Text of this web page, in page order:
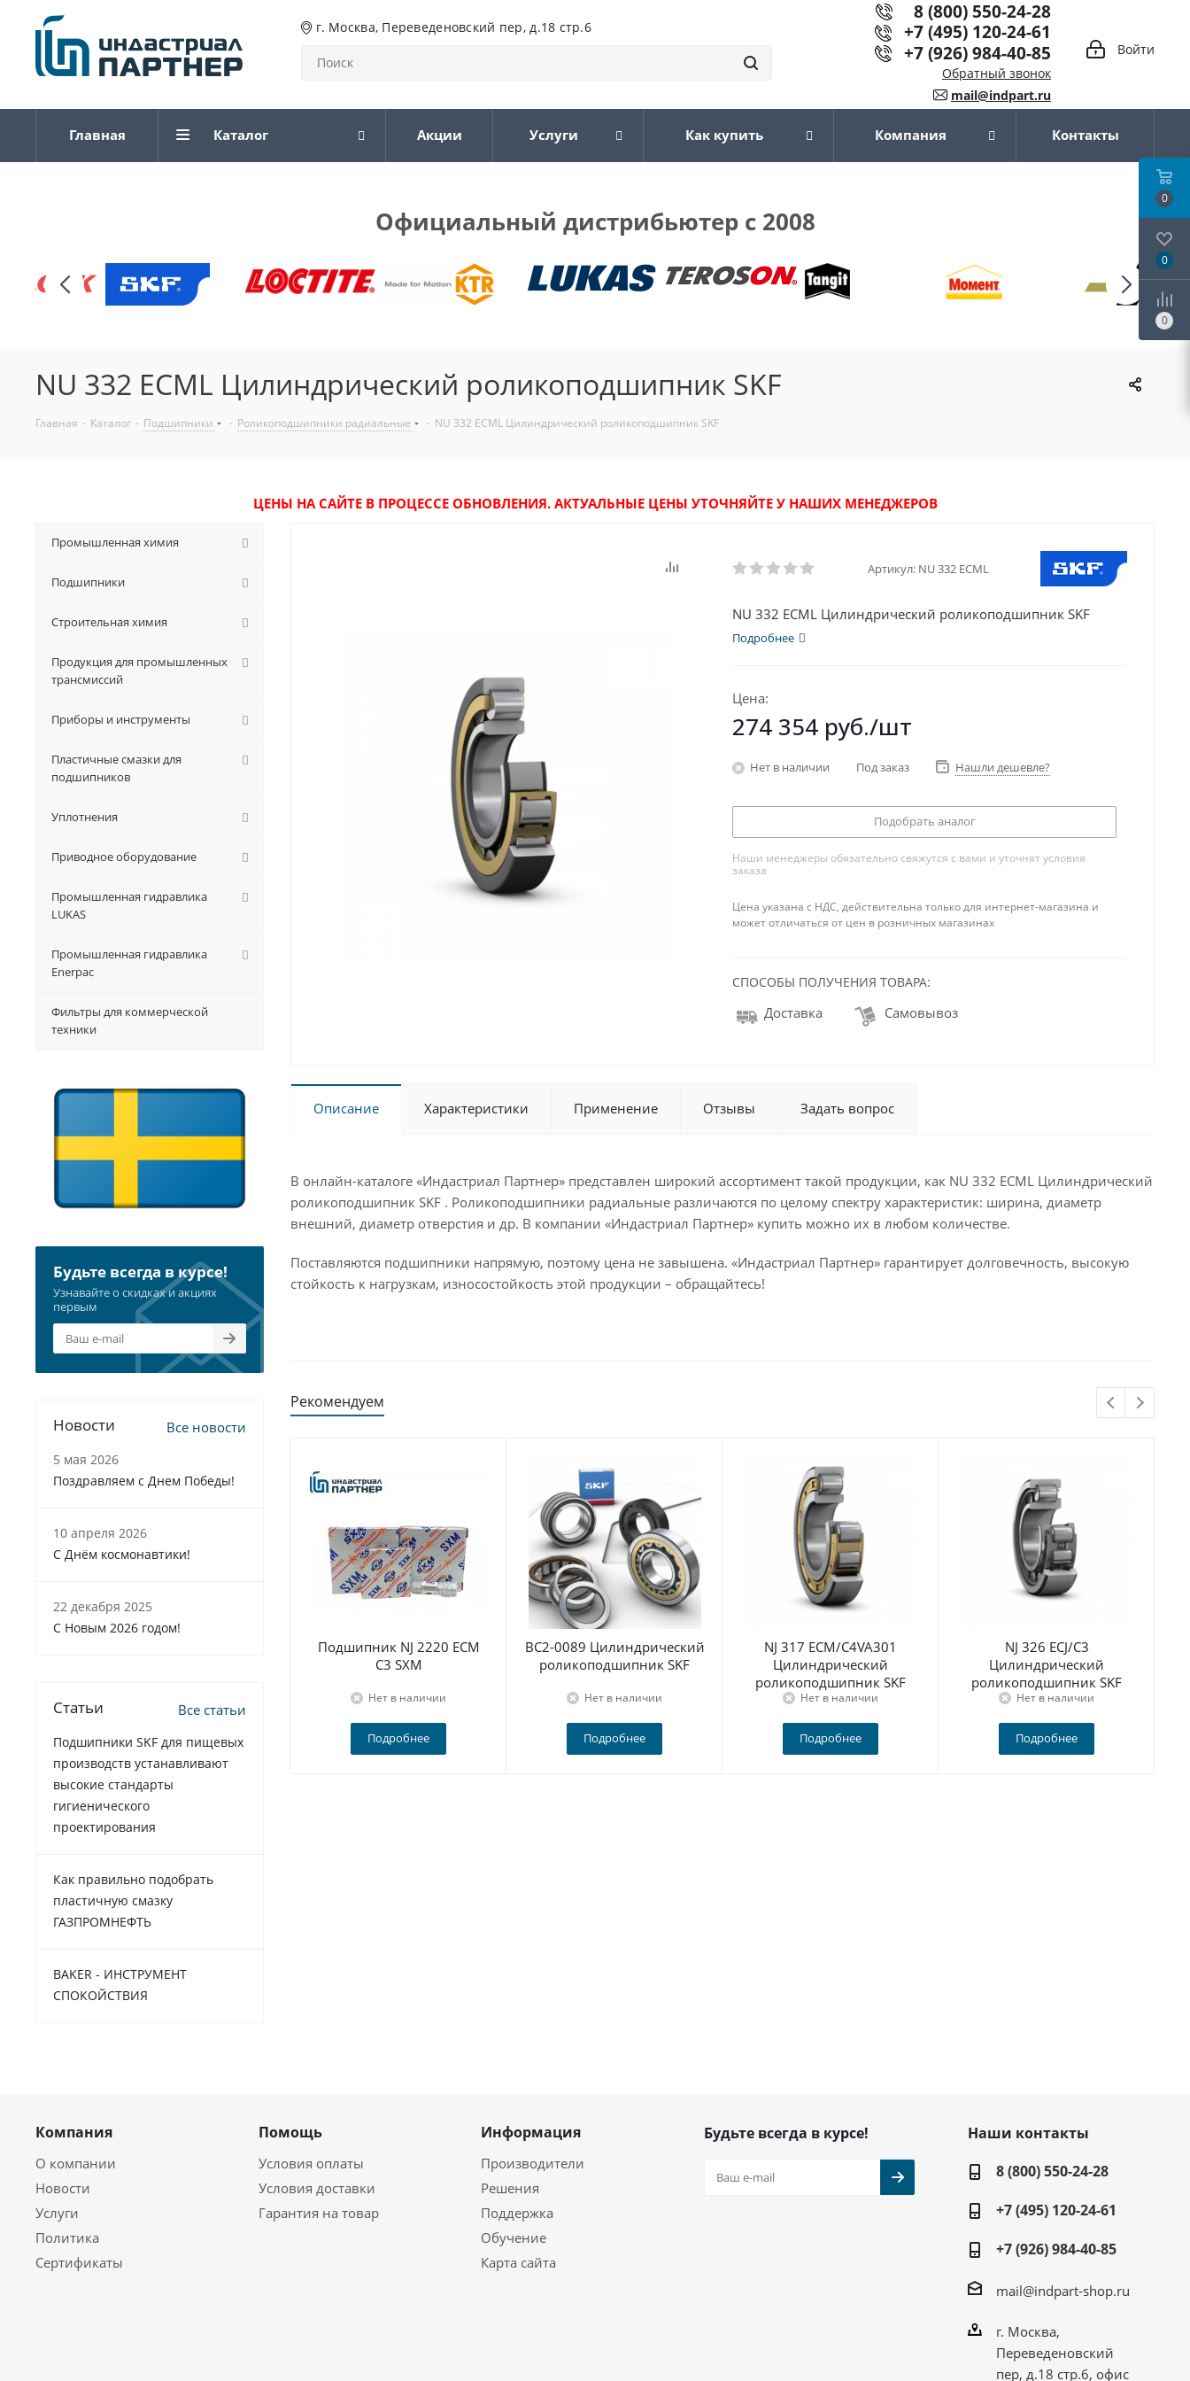
г. Москва, Переведеновский пер, д.18 стр.6
Войти
8 (800) 550-24-28
+7 (495) 120-24-61
+7 (926) 984-40-85
Обратный звонок
mail@indpart.ru
Главная Каталог Акции Услуги Как купить Компания Контакты
Официальный дистрибьютер с 2008
NU 332 ECML Цилиндрический роликоподшипник SKF
Главная - Каталог - Подшипники - Роликоподшипники радиальные - NU 332 ECML Цилиндрический роликоподшипник SKF
ЦЕНЫ НА САЙТЕ В ПРОЦЕССЕ ОБНОВЛЕНИЯ. АКТУАЛЬНЫЕ ЦЕНЫ УТОЧНЯЙТЕ У НАШИХ МЕНЕДЖЕРОВ
Артикул: NU 332 ECML
NU 332 ECML Цилиндрический роликоподшипник SKF
Подробнее
Цена:
274 354 руб./шт
Нет в наличии Под заказ Нашли дешевле?
Подобрать аналог
Наши менеджеры обязательно свяжутся с вами и уточнят условия
заказа
Цена указана с НДС, действительна только для интернет-магазина и
может отличаться от цен в розничных магазинах
СПОСОБЫ ПОЛУЧЕНИЯ ТОВАРА:
Доставка Самовывоз
Описание Характеристики Применение Отзывы Задать вопрос
В онлайн-каталоге «Индастриал Партнер» представлен широкий ассортимент такой продукции, как NU 332 ECML Цилиндрический
роликоподшипник SKF . Роликоподшипники радиальные различаются по целому спектру характеристик: ширина, диаметр
внешний, диаметр отверстия и др. В компании «Индастриал Партнер» купить можно их в любом количестве.
Поставляются подшипники напрямую, поэтому цена не завышена. «Индастриал Партнер» гарантирует долговечность, высокую
стойкость к нагрузкам, износостойкость этой продукции – обращайтесь!
Рекомендуем
Подшипник NJ 2220 ECM
C3 SXM
Нет в наличии
Подробнее
BC2-0089 Цилиндрический
роликоподшипник SKF
Нет в наличии
Подробнее
NJ 317 ECM/C4VA301
Цилиндрический
роликоподшипник SKF
Нет в наличии
Подробнее
NJ 326 ECJ/C3
Цилиндрический
роликоподшипник SKF
Нет в наличии
Подробнее
Промышленная химия
Подшипники
Строительная химия
Продукция для промышленных
трансмиссий
Приборы и инструменты
Пластичные смазки для
подшипников
Уплотнения
Приводное оборудование
Промышленная гидравлика
LUKAS
Промышленная гидравлика
Enerpac
Фильтры для коммерческой
техники
Будьте всегда в курсе!
Узнавайте о скидках и акциях
первым
Новости Все новости
5 мая 2026
Поздравляем с Днем Победы!
10 апреля 2026
С Днём космонавтики!
22 декабря 2025
C Новым 2026 годом!
Статьи Все статьи
Подшипники SKF для пищевых
производств устанавливают
высокие стандарты
гигиенического
проектирования
Как правильно подобрать
пластичную смазку
ГАЗПРОМНЕФТЬ
BAKER - ИНСТРУМЕНТ
СПОКОЙСТВИЯ
Компания
О компании
Новости
Услуги
Политика
Сертификаты
Помощь
Условия оплаты
Условия доставки
Гарантия на товар
Информация
Производители
Решения
Поддержка
Обучение
Карта сайта
Будьте всегда в курсе!
Наши контакты
8 (800) 550-24-28
+7 (495) 120-24-61
+7 (926) 984-40-85
mail@indpart-shop.ru
г. Москва,
Переведеновский
пер, д.18 стр.6, офис
0
0
0